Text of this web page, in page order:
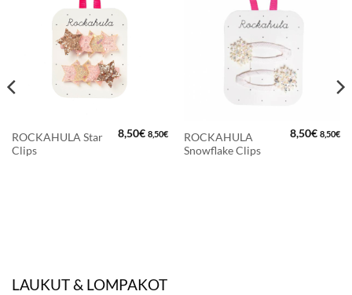
SUOSIKKEIHIN
ROCKAHULA Star
Clips
8,50€ 8,50€
LISÄÄ
SUOSIKKEIHIN
ROCKAHULA
Snowflake Clips
8,50€ 8,50€
LAUKUT & LOMPAKOT